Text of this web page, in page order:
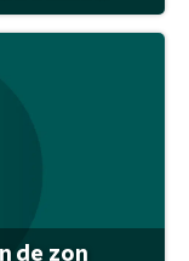
de zon